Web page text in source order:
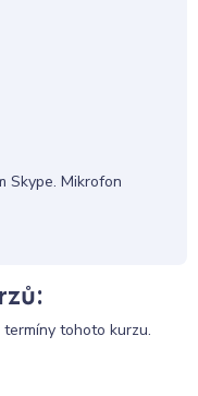
Skype. Mikrofon
tohoto kurzu.